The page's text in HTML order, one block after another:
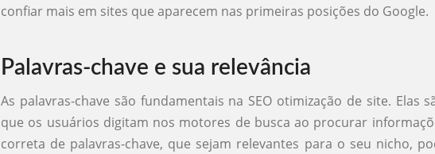
confiar mais em sites que aparecem nas primeiras posições do Google.
Palavras-chave e sua relevância
As palavras-chave são fundamentais na SEO otimização de site. Elas
que os usuários digitam nos motores de busca ao procurar
correta de palavras-chave, que sejam relevantes para o seu nicho,